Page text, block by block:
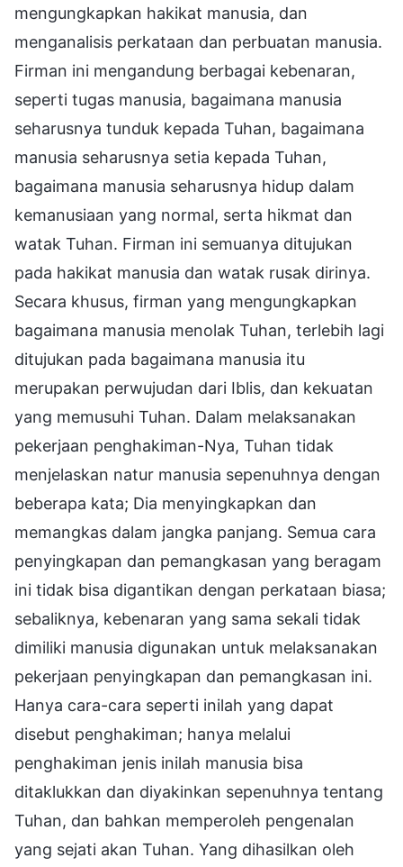
mengungkapkan hakikat manusia, dan
menganalisis perkataan dan perbuatan manusia.
Firman ini mengandung berbagai kebenaran,
seperti tugas manusia, bagaimana manusia
seharusnya tunduk kepada Tuhan, bagaimana
manusia seharusnya setia kepada Tuhan,
bagaimana manusia seharusnya hidup dalam
kemanusiaan yang normal, serta hikmat dan
watak Tuhan. Firman ini semuanya ditujukan
pada hakikat manusia dan watak rusak dirinya.
Secara khusus, firman yang mengungkapkan
bagaimana manusia menolak Tuhan, terlebih lagi
ditujukan pada bagaimana manusia itu
merupakan perwujudan dari Iblis, dan kekuatan
yang memusuhi Tuhan. Dalam melaksanakan
pekerjaan penghakiman-Nya, Tuhan tidak
menjelaskan natur manusia sepenuhnya dengan
beberapa kata; Dia menyingkapkan dan
memangkas dalam jangka panjang. Semua cara
penyingkapan dan pemangkasan yang beragam
ini tidak bisa digantikan dengan perkataan biasa;
sebaliknya, kebenaran yang sama sekali tidak
dimiliki manusia digunakan untuk melaksanakan
pekerjaan penyingkapan dan pemangkasan ini.
Hanya cara-cara seperti inilah yang dapat
disebut penghakiman; hanya melalui
penghakiman jenis inilah manusia bisa
ditaklukkan dan diyakinkan sepenuhnya tentang
Tuhan, dan bahkan memperoleh pengenalan
yang sejati akan Tuhan. Yang dihasilkan oleh